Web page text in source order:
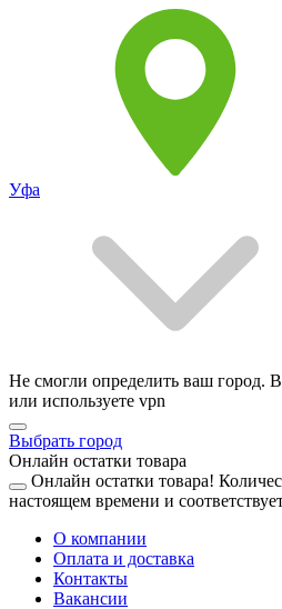
Уфа
Не смогли определить ваш город.
или используете vpn
Выбрать город
Онлайн остатки товара
Онлайн остатки товара!
настоящем времени и
О компании
Оплата и доставка
Контакты
Вакансии